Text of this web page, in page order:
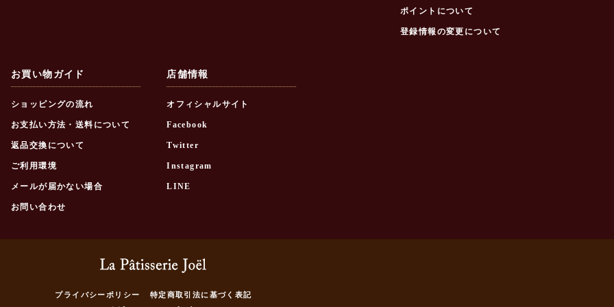
ポイントについて
登録情報の変更について
お買い物ガイド
ショッピングの流れ
お支払い方法・送料について
返品交換について
ご利用環境
メールが届かない場合
お問い合わせ
店舗情報
オフィシャルサイト
Facebook
Twitter
Instagram
LINE
プライバシーポリシー
特定商取引法に基づく表記